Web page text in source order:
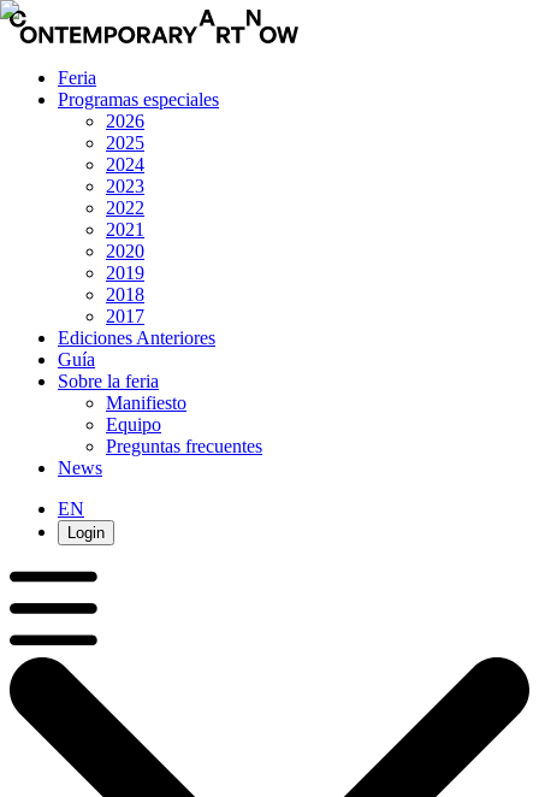
Feria
Programas especiales
2026
2025
2024
2023
2022
2021
2020
2019
2018
2017
Ediciones Anteriores
Guía
Sobre la feria
Manifiesto
Equipo
Preguntas frecuentes
News
EN
Login